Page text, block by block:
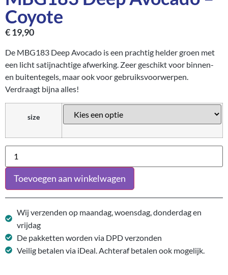
Coyote
€19,90
De MBG183 Deep Avocado is een prachtig helder groen met
een licht satijnachtige afwerking. Zeer geschikt voor binnen-
en buitentegels, maar ook voor gebruiksvoorwerpen.
Verdraagt bijna alles!
size
Toevoegen aan winkelwagen
Wij verzenden op maandag, woensdag, donderdag en
vrijdag
De pakketten worden via DPD verzonden
Veilig betalen via iDeal. Achteraf betalen ook mogelijk.